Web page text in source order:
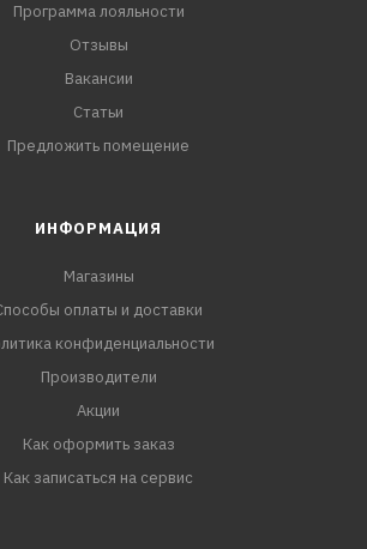
Программа лояльности
Отзывы
Вакансии
Статьи
Предложить помещение
ИНФОРМАЦИЯ
Магазины
оплаты и доставки
конфиденциальности
Производители
Акции
Как оформить заказ
Как записаться на сервис